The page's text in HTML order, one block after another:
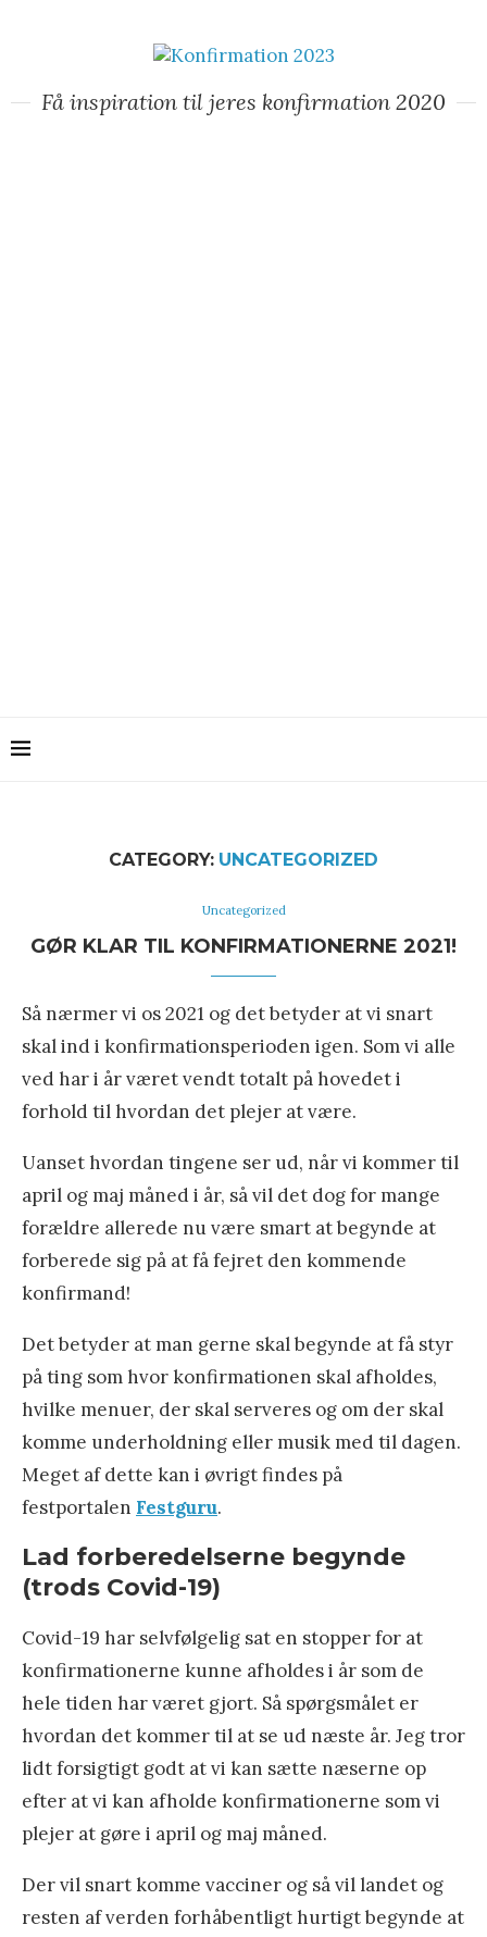
Få inspiration til jeres konfirmation 2020
CATEGORY: UNCATEGORIZED
Uncategorized
GØR KLAR TIL KONFIRMATIONERNE 2021!
Så nærmer vi os 2021 og det betyder at vi snart
skal ind i konfirmationsperioden igen. Som vi alle
ved har i år været vendt totalt på hovedet i
forhold til hvordan det plejer at være.
Uanset hvordan tingene ser ud, når vi kommer til
april og maj måned i år, så vil det dog for mange
forældre allerede nu være smart at begynde at
forberede sig på at få fejret den kommende
konfirmand!
Det betyder at man gerne skal begynde at få styr
på ting som hvor konfirmationen skal afholdes,
hvilke menuer, der skal serveres og om der skal
komme underholdning eller musik med til dagen.
Meget af dette kan i øvrigt findes på
festportalen Festguru.
Lad forberedelserne begynde
(trods Covid-19)
Covid-19 har selvfølgelig sat en stopper for at
konfirmationerne kunne afholdes i år som de
hele tiden har været gjort. Så spørgsmålet er
hvordan det kommer til at se ud næste år. Jeg tror
lidt forsigtigt godt at vi kan sætte næserne op
efter at vi kan afholde konfirmationerne som vi
plejer at gøre i april og maj måned.
Der vil snart komme vacciner og så vil landet og
resten af verden forhåbentligt hurtigt begynde at